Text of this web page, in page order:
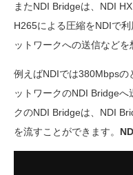
またNDI Bridgeは、NDI
H265による圧縮をNDIで
ットワークへの送信などを
例えばNDIでは380Mbpsの
ットワークのNDI Bridge
クのNDI Bridgeは、NDI
を流すことができます。